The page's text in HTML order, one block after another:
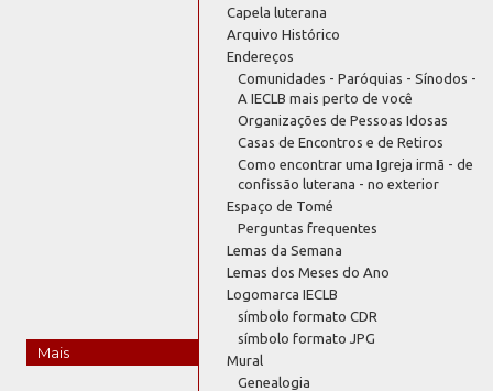
Mais
Capela luterana
Arquivo Histórico
Endereços
Comunidades - Paróquias - Sínodos -
A IECLB mais perto de você
Organizações de Pessoas Idosas
Casas de Encontros e de Retiros
Como encontrar uma Igreja irmã - de
confissão luterana - no exterior
Espaço de Tomé
Perguntas frequentes
Lemas da Semana
Lemas dos Meses do Ano
Logomarca IECLB
símbolo formato CDR
símbolo formato JPG
Mural
Genealogia